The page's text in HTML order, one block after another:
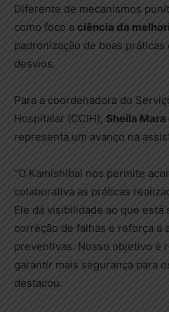
Diferente de mecanismos
como foco a ciência da
padronização de boas
desvios.
Para a coordenadora do
Hospitalar (CCIH), Sheila
representa um avanço na
“O Kamishibai nos permite
colaborativa as práticas
Ele dá visibilidade ao que
correção de falhas e reforça a
preventivas. Nosso objetivo é
garantir mais segurança para
destacou.